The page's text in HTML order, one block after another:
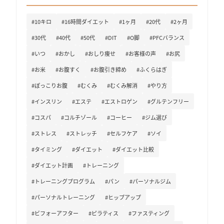
#10キロ #16時間ダイエット #1ヶ月 #20代
#2ヶ月
#30代
#40代 #50代 #DIT #O脚
#PFCバランス
#いつ
#おかし #おしり痩せ #お客様の声
#お尻
#お米
#お腹すく #お腹引き締め
#ふくらはぎ
#ぽっこりお腹
#むくみ #むくみ解消
#やり方
#インスリン
#エステ #エストロゲン
#グルテンフリー
#コスパ
#コルチゾール #コーヒー
#ジム選び
#ストレス
#ストレッチ #セルフケア
#ソイ
#タイミング
#ダイエット
#ダイエット比較
#ダイエット計画
#トレーニング
#トレーニングプログラム
#パン
#パーソナルジム
#パーソナルトレーニング
#ヒップアップ
#ビフォーアフター
#ピラティス
#ファスティング